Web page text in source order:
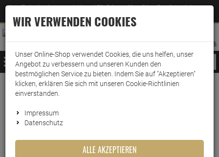
Jetzt für den Newsletter entscheiden und 5% Rabatt auf Ihre nächste Bestellung erhalten
–Zum Newsletter
ANMELDEN
AUFKLAPPEN
MERKZETTEL
WARENKORB:
MENÜ
Weiter einkaufen www.wark24.de
Küche & Haushalt
Staubsaugerzubehör
Swirl Staubsaugerbeutel Y 293
WIR VERWENDEN COOKIES
Unser Online-Shop verwendet Cookies, die uns helfen, unser
Angebot zu verbessern und unseren Kunden den
bestmöglichen Service zu bieten. Indem Sie auf "Akzeptieren"
klicken, erklären Sie sich mit unseren Cookie-Richtlinien
einverstanden.
Impressum
Datenschutz
ALLE AKZEPTIEREN